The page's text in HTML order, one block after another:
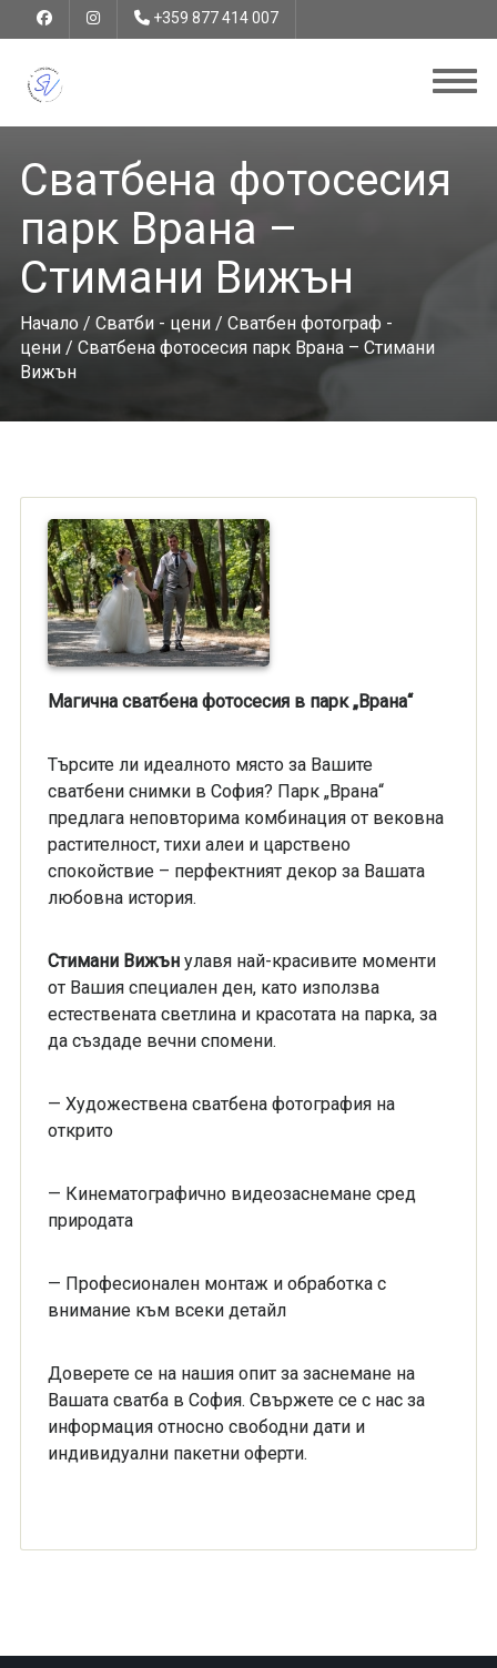
+359 877 414 007
Сватбена фотосесия
парк Врана –
Стимани Вижън
Начало / Сватби - цени/ Сватбен фотограф -
цени/ Сватбена фотосесия парк Врана – Стимани
Вижън
Магична сватбена фотосесия в парк „Врана“
Търсите ли идеалното място за Вашите
сватбени снимки в София? Парк „Врана“
предлага неповторима комбинация от вековна
растителност, тихи алеи и царствено
спокойствие – перфектният декор за Вашата
любовна история.
Стимани Вижънулавя най-красивите моменти
от Вашия специален ден, като използва
естествената светлина и красотата на парка, за
да създаде вечни спомени.
— Художествена сватбена фотография на
открито
— Кинематографично видеозаснемане сред
природата
— Професионален монтаж и обработка с
внимание към всеки детайл
Доверете се на нашия опит за заснемане на
Вашата сватба в София. Свържете се с нас за
информация относно свободни дати и
индивидуални пакетни оферти.